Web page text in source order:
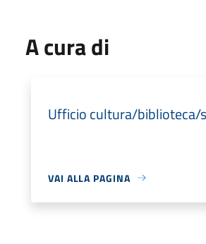
A cura di
Ufficio cultura/biblioteca/
VAI ALLA PAGINA